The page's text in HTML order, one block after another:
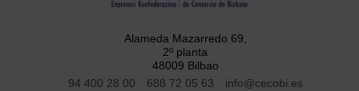
Alameda Mazarredo 69,
2º planta
48009 Bilbao
94 400 28 00
688 72 05 63 info@cecobi.es